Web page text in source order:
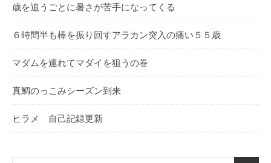
歳を追うごとに暑さが苦手になってくる
６時間半も棒を振り回すアラカン突入の痛い５５歳
マダムを連れてマダイを狙うの巻
真鯛のっこみシーズン到来
ヒラメ 自己記録更新